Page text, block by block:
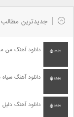
جدیدترین
دانلود آهنگ من
دانلود آهنگ
دانلود آهنگ دلیل